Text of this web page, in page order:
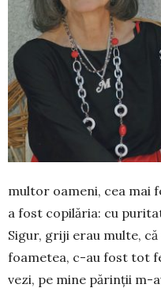
multor oameni, cea mai
a fost copilăria: cu
Sigur, griji erau multe,
foametea, c-au fost tot
vezi, pe mine părinţii m-